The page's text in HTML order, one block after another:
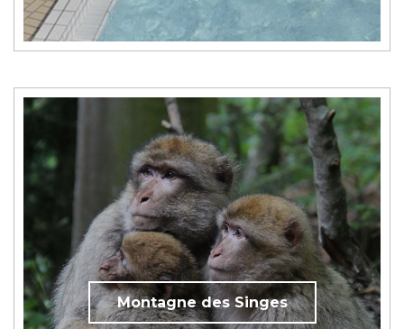
Montagne des Singes